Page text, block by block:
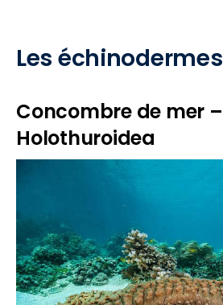
Les échinodermes
Concombre de mer –
Holothuroidea